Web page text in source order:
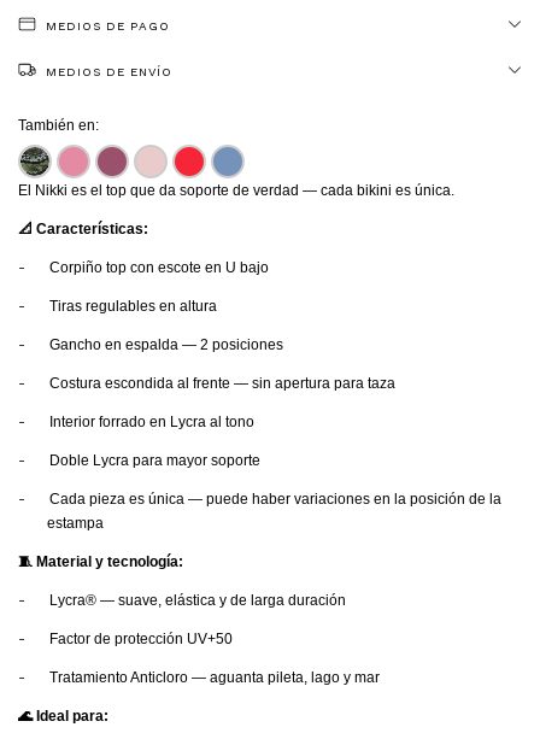
MEDIOS DE PAGO
MEDIOS DE ENVÍO
También en:
El Nikki es el top que da soporte de verdad — cada bikini es única.
📐 Características:
- Corpiño top con escote en U bajo
- Tiras regulables en altura
- Gancho en espalda — 2 posiciones
- Costura escondida al frente — sin apertura para taza
- Interior forrado en Lycra al tono
- Doble Lycra para mayor soporte
-
Cada pieza es única — puede haber variaciones en la posición de la
estampa
🧵 Material y tecnología:
- Lycra® — suave, elástica y de larga duración
- Factor de protección UV+50
- Tratamiento Anticloro — aguanta pileta, lago y mar
🌊 Ideal para: